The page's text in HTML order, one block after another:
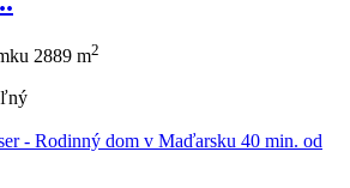
2889 m2